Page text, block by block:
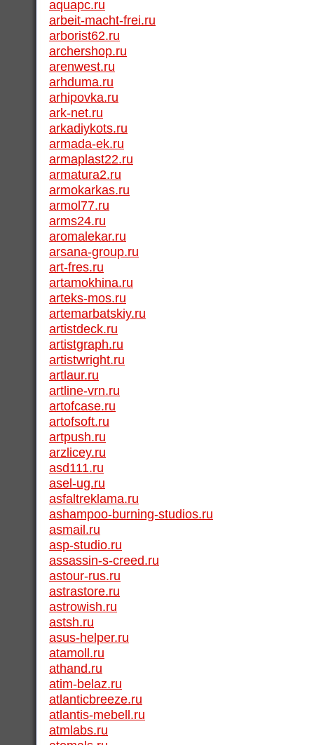
aquapc.ru
arbeit-macht-frei.ru
arborist62.ru
archershop.ru
arenwest.ru
arhduma.ru
arhipovka.ru
ark-net.ru
arkadiykots.ru
armada-ek.ru
armaplast22.ru
armatura2.ru
armokarkas.ru
armol77.ru
arms24.ru
aromalekar.ru
arsana-group.ru
art-fres.ru
artamokhina.ru
arteks-mos.ru
artemarbatskiy.ru
artistdeck.ru
artistgraph.ru
artistwright.ru
artlaur.ru
artline-vrn.ru
artofcase.ru
artofsoft.ru
artpush.ru
arzlicey.ru
asd111.ru
asel-ug.ru
asfaltreklama.ru
ashampoo-burning-studios.ru
asmail.ru
asp-studio.ru
assassin-s-creed.ru
astour-rus.ru
astrastore.ru
astrowish.ru
astsh.ru
asus-helper.ru
atamoll.ru
athand.ru
atim-belaz.ru
atlanticbreeze.ru
atlantis-mebell.ru
atmlabs.ru